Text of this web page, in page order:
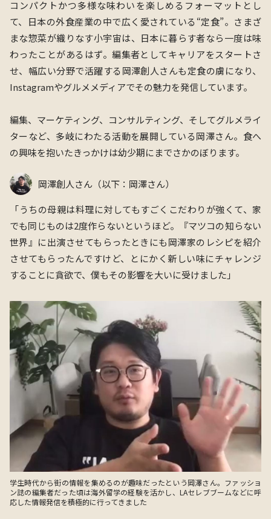
コンパクトかつ多様な味わいを楽しめるフォーマットとし
て、日本の外食産業の中で広く愛されている“定食”。さまざ
まな惣菜が織りなす小宇宙は、日本に暮らす者なら一度は味
わったことがあるはず。編集者としてキャリアをスタートさ
せ、幅広い分野で活躍する岡澤創人さんも定食の虜になり、
Instagramやグルメメディアでその魅力を発信しています。
編集、マーケティング、コンサルティング、そしてグルメライ
ターなど、多岐にわたる活動を展開している岡澤さん。食へ
の興味を抱いたきっかけは幼少期にまでさかのぼります。
岡澤創人さん（以下：岡澤さん）
「うちの母親は料理に対してもすごくこだわりが強くて、家
でも同じものは2度作らないというほど。『マツコの知らない
世界』に出演させてもらったときにも岡澤家のレシピを紹介
させてもらったんですけど、とにかく新しい味にチャレンジ
することに貪欲で、僕もその影響を大いに受けました」
学生時代から街の情報を集めるのが趣味だったという岡澤さん。ファッショ
ン誌の編集者だった頃は海外留学の経験を活かし、LAセレブブームなどに呼
応した情報発信を積極的に行ってきました